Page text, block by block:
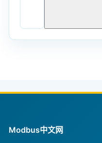
Modbus中文网